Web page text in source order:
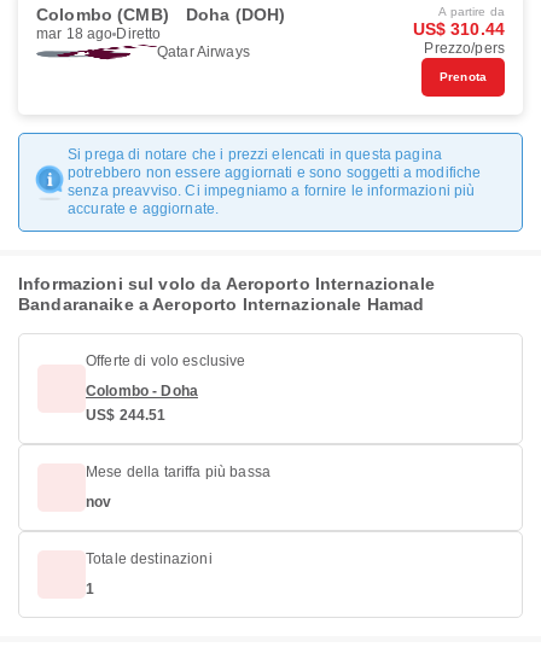
Colombo (CMB) Doha (DOH)
mar 18 ago Diretto
Qatar Airways
A partire da
US$ 310.44
Prezzo/pers
Prenota
Si prega di notare che i prezzi elencati in questa pagina
potrebbero non essere aggiornati e sono soggetti a modifiche
senza preavviso. Ci impegniamo a fornire le informazioni più
accurate e aggiornate.
Informazioni sul volo da Aeroporto Internazionale
Bandaranaike a Aeroporto Internazionale Hamad
Offerte di volo esclusive
Colombo - Doha
US$ 244.51
Mese della tariffa più bassa
nov
Totale destinazioni
1